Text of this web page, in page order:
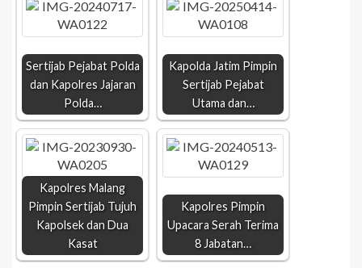
Sertijab Pejabat Polda
dan Kapolres Jajaran
Polda…
Kapolda Jatim Pimpin
Sertijab Pejabat
Utama dan…
Kapolres Malang
Pimpin Sertijab Tujuh
Kapolsek dan Dua
Kasat
Kapolres Pimpin
Upacara Serah Terima
8 Jabatan…